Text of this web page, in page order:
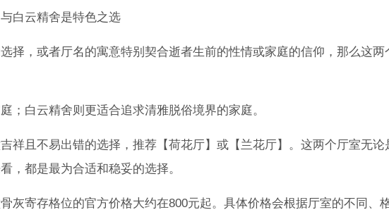
白云精舍是特色之选
择，或者厅名的寓意特别契合逝者生前的性情或家庭的信仰，那么这两
；白云精舍则更适合追求清雅脱俗境界的家庭。
祥且不易出错的选择，推荐【荷花厅】或【兰花厅】。这两个厅室无论
，都是最为合适和稳妥的选择。
灰寄存格位的官方价格大约在800元起。具体价格会根据厅室的不同、